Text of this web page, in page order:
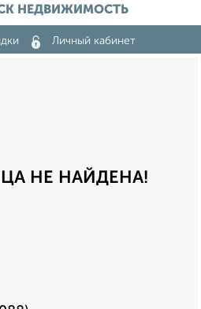
НЕДВИЖИМОСТЬ
Личный кабинет
НЕ НАЙДЕНА!